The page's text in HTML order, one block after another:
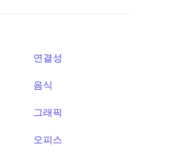
연결성
음식
그래픽
오피스